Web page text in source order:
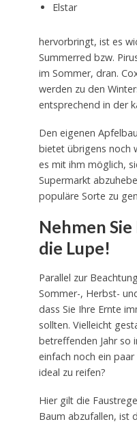
Elstar
hervorbringt, ist es
Summerred bzw.
im Sommer, dran.
werden zu den
entsprechend in der
Den eigenen
bietet übrigens noch
es mit ihm möglich,
Supermarkt
populäre Sorte zu
Nehmen
die Lupe!
Parallel zur
Sommer-, Herbst-
dass Sie Ihre Ernte
sollten. Vielleicht
betreffenden Jahr so
einfach noch ein
ideal zu reifen?
Hier gilt die
Baum abzufallen, ist